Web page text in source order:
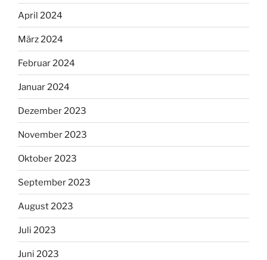
April 2024
März 2024
Februar 2024
Januar 2024
Dezember 2023
November 2023
Oktober 2023
September 2023
August 2023
Juli 2023
Juni 2023